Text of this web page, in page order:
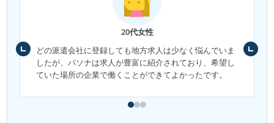
20代女性
どの派遣会社に登録しても地方求人は少なく悩んでいま
したが、パソナは求人が豊富に紹介されており、希望し
ていた場所の企業で働くことができてよかったです。